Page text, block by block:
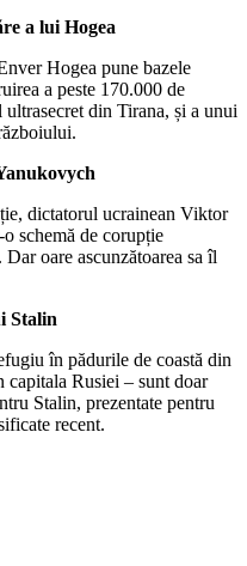
a lui Hogea
Hogea pune bazele
a peste 170.000 de
din Tirana, și a unui
dictatorul ucrainean Viktor
schemă de corupție
oare ascunzătoarea sa îl
Stalin
în pădurile de coastă din
capitala Rusiei – sunt doar
Stalin, prezentate pentru
recent.